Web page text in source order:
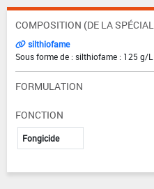
COMPOSITION (DE LA
silthiofame
Sous forme de : silthiofame : 125 g/L
FORMULATION
FONCTION
Fongicide